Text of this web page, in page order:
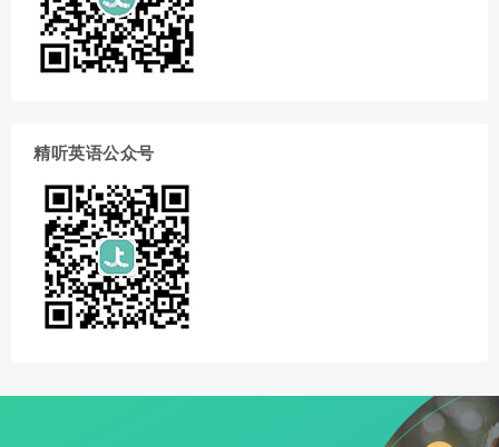
精听英语公众号